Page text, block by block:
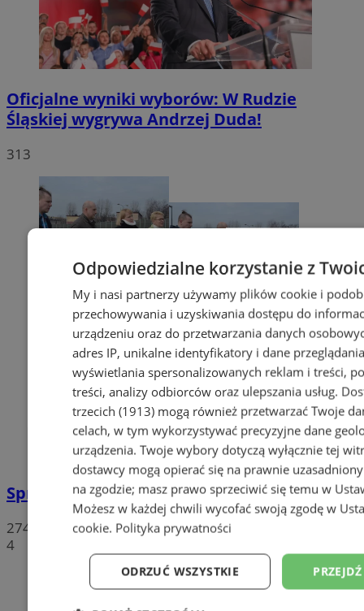
Oficjalne wyniki wyborów: W Rudzie
Śląskiej wygrywa Andrzej Duda!
313
Sprzeciwiają się niedzieli wolnej od handlu
274
4
Odpowiedzialne korzystanie z
My i nasi partnerzy używamy plików cookie i
przechowywania i uzyskiwania dostępu do
urządzeniu oraz do przetwarzania danych
adres IP, unikalne identyfikatory i dane
wyświetlania spersonalizowanych reklam i treści,
treści, analizy odbiorców oraz ulepszania usług.
trzecich (1913)mogą również przetwarzać Twoje
celach, w tym wykorzystywać precyzyjne dane
urządzenia. Twoje wybory dotyczą wyłącznie tej
dostawcy mogą opierać się na prawnie
na zgodzie; masz prawo sprzeciwić się temu w
Możesz w każdej chwili wycofać swoją zgodę w
cookie. Polityka prywatności
ODRZUĆ WSZYSTKIE